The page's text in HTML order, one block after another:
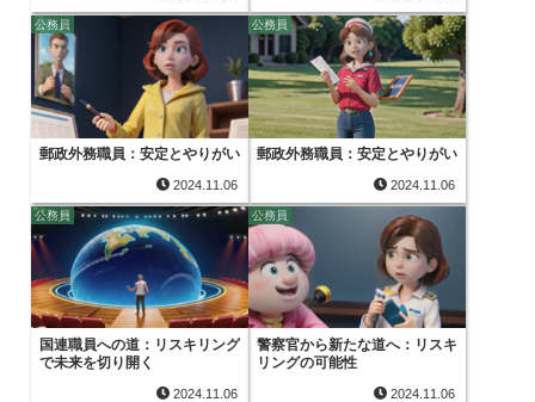
公務員
郵政外務職員：安定とやりがい
2024.11.06
公務員
郵政外務職員：安定とやりがい
2024.11.06
公務員
国連職員への道：リスキリング
で未来を切り開く
2024.11.06
公務員
警察官から新たな道へ：リスキ
リングの可能性
2024.11.06